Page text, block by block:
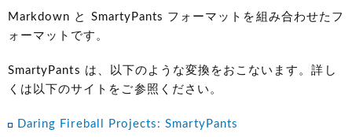
Markdown と SmartyPants フォーマットを組み合わせたフ
ォーマットです。
SmartyPants は、以下のような変換をおこないます。詳し
くは以下のサイトをご参照ください。
Daring Fireball Projects: SmartyPants